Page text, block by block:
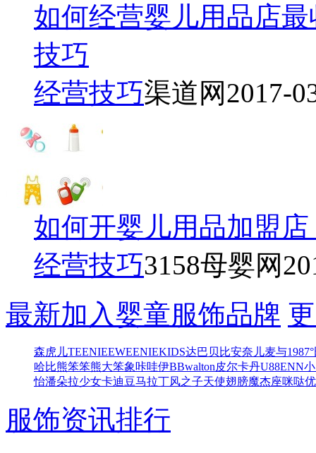
如何经营婴儿用品店
技巧
经营技巧渠道网2017-
如何开婴儿用品加盟
经营技巧3158母婴网
最新加入婴童服饰品牌
森虎儿TEENIEEWEENIEKIDS达巴贝比安奈儿麦与1987°
哈比熊笨笨熊大笨象咔哇伊BBwalton皮尔卡丹U88ENN
怡潘朵拉少女卡迪豆马拉丁风之子天使翅膀魔杰座咪哒
服饰资讯排行